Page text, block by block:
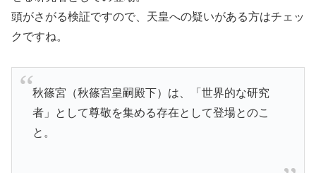
頭がさがる検証ですので、天皇への疑いがある方はチェッ
クですね。
秋篠宮（秋篠宮皇嗣殿下）は、「世界的な研究
者」として尊敬を集める存在として登場とのこ
と。